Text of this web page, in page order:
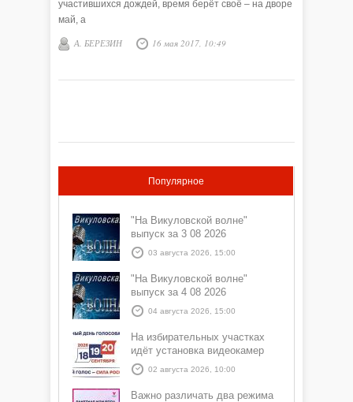
участившихся дождей, время берёт своё – на дворе
май, а
А. БЕРЕЗИН 16 мая 2017, 10:49
Популярное
"На Викуловской волне"
выпуск за 3 08 2026
03 августа 2026, 15:00
"На Викуловской волне"
выпуск за 4 08 2026
04 августа 2026, 15:00
На избирательных участках
идёт установка видеокамер
02 августа 2026, 10:00
Важно различать два режима